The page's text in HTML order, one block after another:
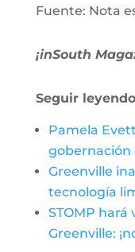
Fuente: Nota
¡inSouth
Seguir
Pamela
gobernación
Greenville
tecnología
STOMP hará
Greenville: